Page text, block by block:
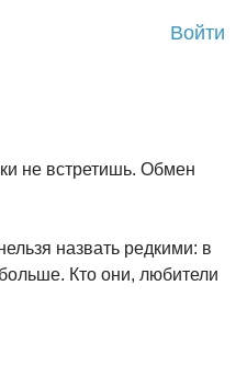
Войти
не встретишь. Обмен
назвать редкими: в
Кто они, любители